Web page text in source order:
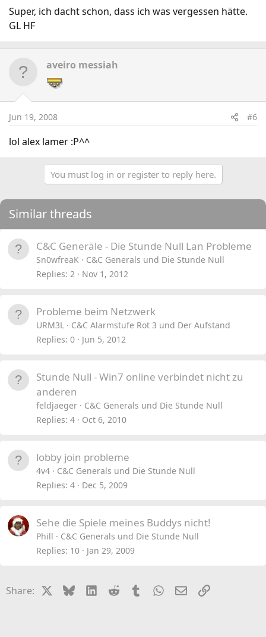
Super, ich dacht schon, dass ich was vergessen hätte.
GL HF
aveiro messiah
Jun 19, 2008 #6
lol alex lamer :P^^
You must log in or register to reply here.
Similar threads
C&C Generäle - Die Stunde Null Lan Probleme
Sn0wfreaK
C&C Generals und Die Stunde Null
Replies 2 Nov 1, 2012
Probleme beim Netzwerk
URM3L
C&C Alarmstufe Rot 3 und Der Aufstand
Replies 0 Jun 5, 2012
Stunde Null - Win7 online verbindet nicht zu
anderen
feldjaeger
C&C Generals und Die Stunde Null
Replies 4 Oct 6, 2010
lobby join probleme
4v4
C&C Generals und Die Stunde Null
Replies 4 Dec 5, 2009
Sehe die Spiele meines Buddys nicht!
Phill
C&C Generals und Die Stunde Null
Replies 10 Jan 29, 2009
Share: BlueskyLinkedIn
Reddit TumblrWhatsApp
EmailLink